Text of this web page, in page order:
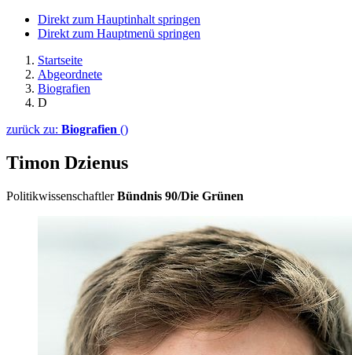
Direkt zum Hauptinhalt springen
Direkt zum Hauptmenü springen
Startseite
Abgeordnete
Biografien
D
zurück zu: Biografien ()
Timon Dzienus
Politikwissenschaftler Bündnis 90/Die Grünen